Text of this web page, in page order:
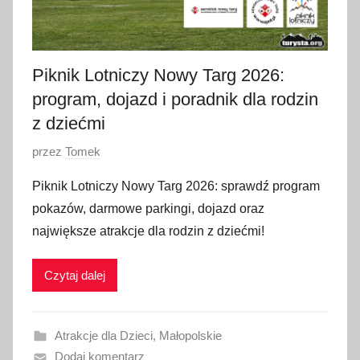
Piknik Lotniczy Nowy Targ 2026:
program, dojazd i poradnik dla rodzin
z dziećmi
O
u
b
l
i
a
przez Tomek
Piknik Lotniczy Nowy Targ 2026: sprawdź program
pokazów, darmowe parkingi, dojazd oraz
największe atrakcje dla rodzin z dziećmi!
Czytaj dalej
Atrakcje dla Dzieci, Małopolskie
Dodaj komentarz